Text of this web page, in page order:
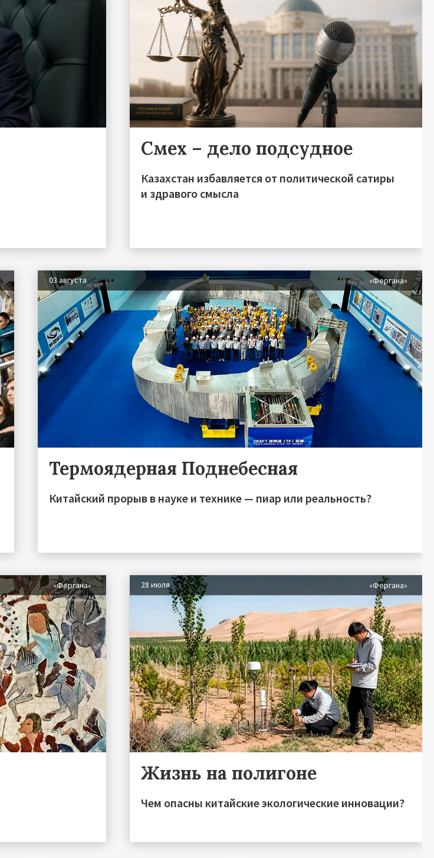
Смех – дело подсудное
Казахстан избавляется от политической сатиры
и здравого смысла
03 августа «Фергана»
Термоядерная Поднебесная
Китайский прорыв в науке и технике — пиар или реальность?
«Фергана» 28 июля «Фергана»
Жизнь на полигоне
Чем опасны китайские экологические инновации?